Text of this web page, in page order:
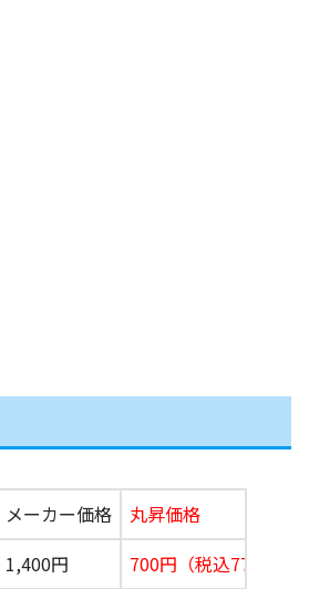
メーカー価格
丸昇価格
1,400円
700円（税込770円）